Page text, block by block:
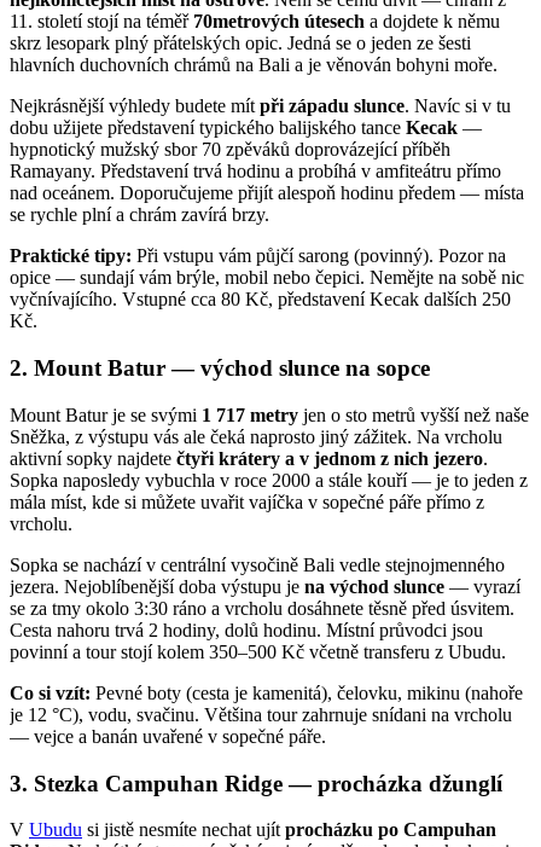
11. století stojí na téměř 70metrových útesech a dojdete k němu
skrz lesopark plný přátelských opic. Jedná se o jeden ze šesti
hlavních duchovních chrámů na Bali a je věnován bohyni moře.
Nejkrásnější výhledy budete mítpři západu slunce. Navíc si v tu
dobu užijete představení typického balijského tance Kecak —
hypnotický mužský sbor 70 zpěváků doprovázející příběh
Ramayany. Představení trvá hodinu a probíhá v amfiteátru přímo
nad oceánem. Doporučujeme přijít alespoň hodinu předem — místa
se rychle plní a chrám zavírá brzy.
Praktické tipy: Při vstupu vám půjčí sarong (povinný). Pozor na
opice — sundají vám brýle, mobil nebo čepici. Nemějte na sobě nic
vyčnívajícího. Vstupné cca 80 Kč, představení Kecak dalších 250
Kč.
2. Mount Batur — východ slunce na sopce
Mount Batur je se svými 1 717 metry jen o sto metrů vyšší než naše
Sněžka, z výstupu vás ale čeká naprosto jiný zážitek. Na vrcholu
aktivní sopky najdete čtyři krátery a v jednom z nich jezero.
Sopka naposledy vybuchla v roce 2000 a stále kouří — je to jeden z
mála míst, kde si můžete uvařit vajíčka v sopečné páře přímo z
vrcholu.
Sopka se nachází v centrální vysočině Bali vedle stejnojmenného
jezera. Nejoblíbenější doba výstupu je na východ slunce — vyrazí
se za tmy okolo 3:30 ráno a vrcholu dosáhnete těsně před úsvitem.
Cesta nahoru trvá 2 hodiny, dolů hodinu. Místní průvodci jsou
povinní a tour stojí kolem 350–500 Kč včetně transferu z Ubudu.
Co si vzít: Pevné boty (cesta je kamenitá), čelovku, mikinu (nahoře
je 12 °C), vodu, svačinu. Většina tour zahrnuje snídani na vrcholu
— vejce a banán uvařené v sopečné páře.
3. Stezka Campuhan Ridge — procházka džunglí
V Ubudu si jistě nesmíte nechat ujít procházku po Campuhan